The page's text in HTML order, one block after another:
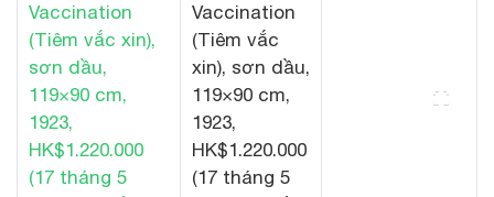
Vaccination
(Tiêm vắc
xin), sơn dầu,
119×90 cm,
1923,
HK$1.220.000
(17 tháng 5